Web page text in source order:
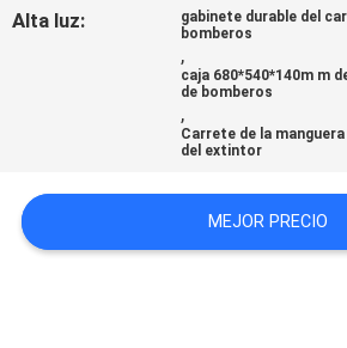
CONTACTO
NOTICIAS
Alta luz:
gabinete durable del
bomberos
,
caja 680*540*140m m
de bomberos
,
Carrete de la
del extintor
MEJOR PRECIO